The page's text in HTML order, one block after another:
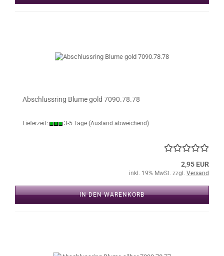
Abschlussring Blume gold 7090.78.78
Lieferzeit: 3-5 Tage (Ausland abweichend)
2,95 EUR
inkl. 19% MwSt. zzgl. Versand
IN DEN WARENKORB